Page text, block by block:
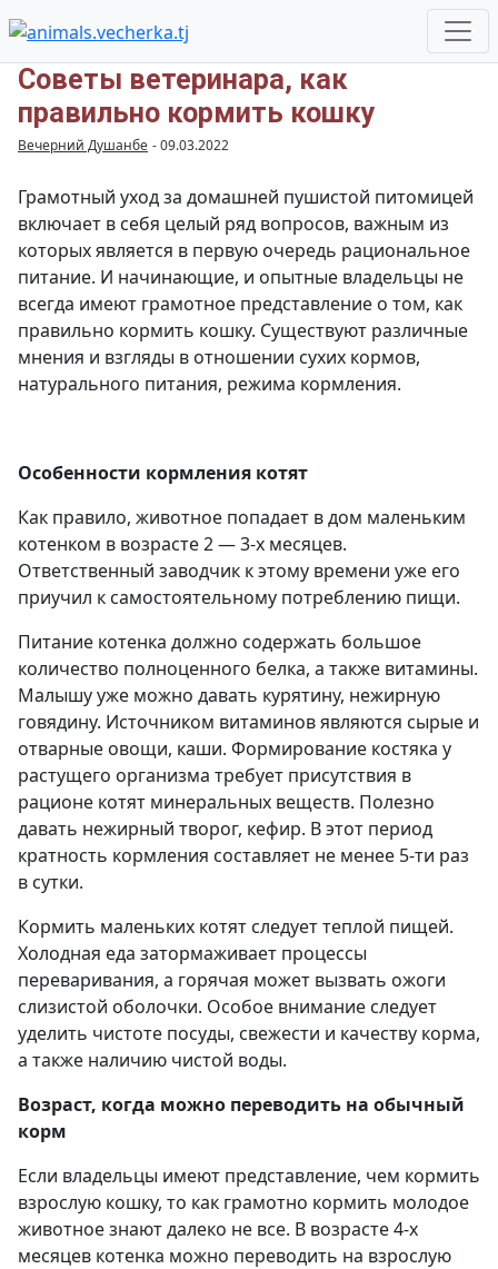
Советы ветеринара, как
правильно кормить кошку
Вечерний Душанбе -09.03.2022
Грамотный уход за домашней пушистой питомицей
включает в себя целый ряд вопросов, важным из
которых является в первую очередь рациональное
питание. И начинающие, и опытные владельцы не
всегда имеют грамотное представление о том, как
правильно кормить кошку. Существуют различные
мнения и взгляды в отношении сухих кормов,
натурального питания, режима кормления.
Особенности кормления котят
Как правило, животное попадает в дом маленьким
котенком в возрасте 2 — 3-х месяцев.
Ответственный заводчик к этому времени уже его
приучил к самостоятельному потреблению пищи.
Питание котенка должно содержать большое
количество полноценного белка, а также витамины.
Малышу уже можно давать курятину, нежирную
говядину. Источником витаминов являются сырые и
отварные овощи, каши. Формирование костяка у
растущего организма требует присутствия в
рационе котят минеральных веществ. Полезно
давать нежирный творог, кефир. В этот период
кратность кормления составляет не менее 5-ти раз
в сутки.
Кормить маленьких котят следует теплой пищей.
Холодная еда затормаживает процессы
переваривания, а горячая может вызвать ожоги
слизистой оболочки. Особое внимание следует
уделить чистоте посуды, свежести и качеству корма,
а также наличию чистой воды.
Возраст, когда можно переводить на обычный
корм
Если владельцы имеют представление, чем кормить
взрослую кошку, то как грамотно кормить молодое
животное знают далеко не все. В возрасте 4-х
месяцев котенка можно переводить на взрослую